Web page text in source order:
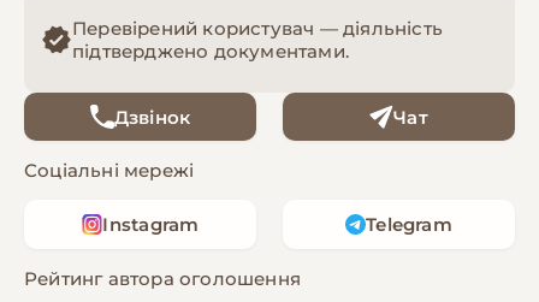
Перевірений користувач — діяльність
підтверджено документами.
Дзвінок Чат
Соціальні мережі
Instagram Telegram
Рейтинг автора оголошення